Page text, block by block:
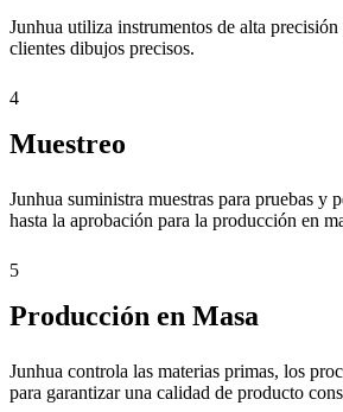
Junhua utiliza instrumentos de alta
clientes dibujos precisos.
4
Muestreo
Junhua suministra muestras para pruebas y
hasta la aprobación para la producción en
5
Producción en Masa
Junhua controla las materias primas, los
para garantizar una calidad de producto